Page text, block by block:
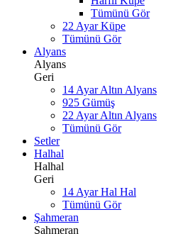
Tümünü Gör
22 Ayar Küpe
Tümünü Gör
Alyans
Alyans
Geri
14 Ayar Altın Alyans
925 Gümüş
22 Ayar Altın Alyans
Tümünü Gör
Setler
Halhal
Halhal
Geri
14 Ayar Hal Hal
Tümünü Gör
Şahmeran
Şahmeran